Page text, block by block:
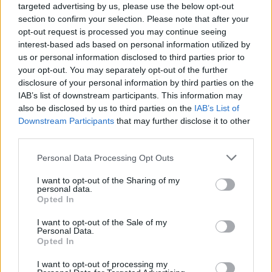
targeted advertising by us, please use the below opt-out
section to confirm your selection. Please note that after your
opt-out request is processed you may continue seeing
interest-based ads based on personal information utilized by
us or personal information disclosed to third parties prior to
your opt-out. You may separately opt-out of the further
disclosure of your personal information by third parties on the
IAB’s list of downstream participants. This information may
also be disclosed by us to third parties on the IAB’s List of
Downstream Participants that may further disclose it to other
Please note that this website/app uses one or more Google
not limited to your visit or usage behaviour. You may click to
grant or deny consent to Google and its third-party tags to
use your data for below specified purposes in below Google
consent section.
Personal Data Processing Opt Outs
I want to opt-out of the Sharing of my
personal data.
Opted In
I want to opt-out of the Sale of my
Personal Data.
Opted In
I want to opt-out of processing my
rasističnimi, diskriminatornimi ali nezakonitimi vsebinami bodo
odstranjeni. Pravila komentiranja →
Failed to fetch
Občine: Slovenj Gradec
Dravograd
Prevalje
Mežica Črna na Koroškem
Vuzenica
Ribnica na Pohorju Podvelka
Novice
Ključne besede: koronavirus odlok okužba